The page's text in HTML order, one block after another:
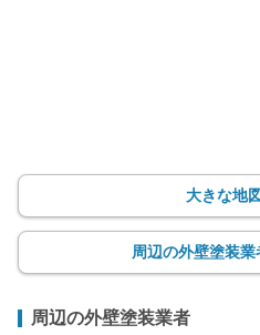
大きな地
周辺の外壁塗装
周辺の外壁塗装業者